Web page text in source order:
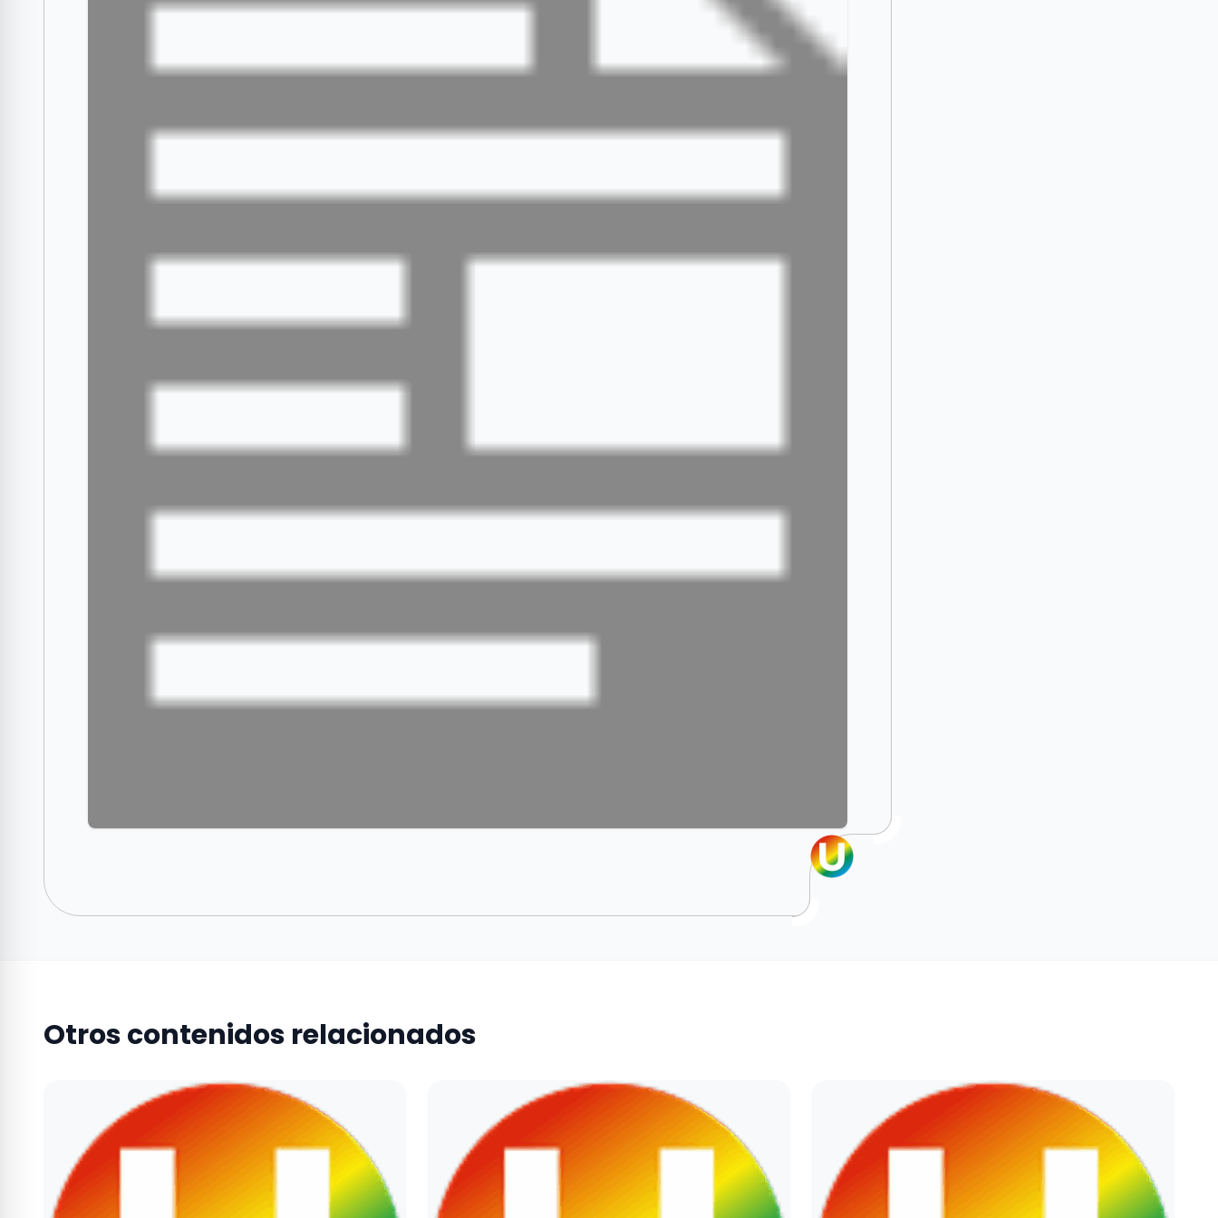
Otros contenidos relacionados